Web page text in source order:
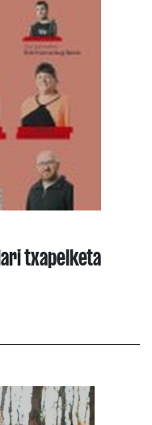
txapelketa